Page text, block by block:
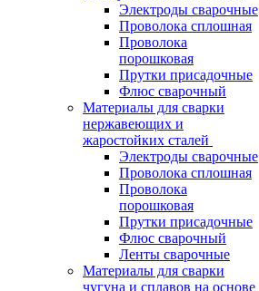
Электроды сварочные
Проволока сплошная
Проволока
порошковая
Прутки присадочные
Флюс сварочный
Материалы для сварки
нержавеющих и
жаростойких сталей
Электроды сварочные
Проволока сплошная
Проволока
порошковая
Прутки присадочные
Флюс сварочный
Ленты сварочные
Материалы для сварки
чугуна и сплавов на основе